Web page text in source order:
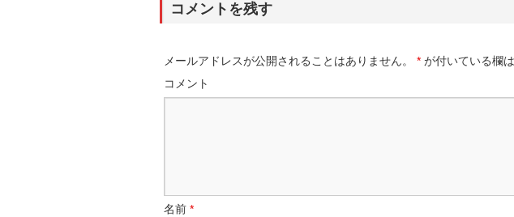
コメントを残す
メールアドレスが公開されることはありません。 * が付いている欄
コメント
名前 *